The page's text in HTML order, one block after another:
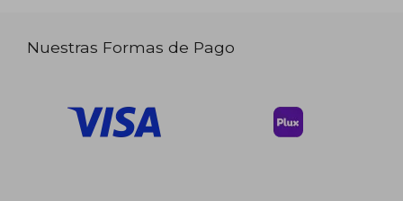
Nuestras Formas de Pago